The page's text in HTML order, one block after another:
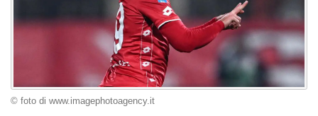
© foto di www.imagephotoagency.it